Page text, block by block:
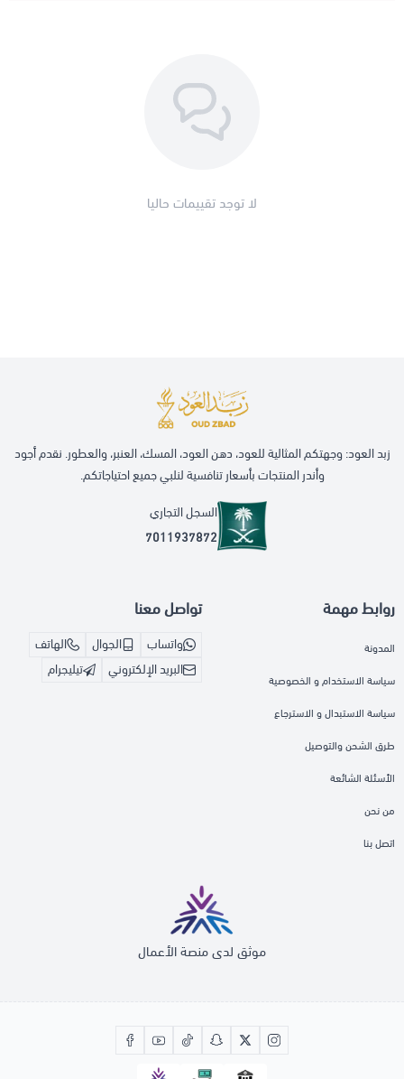
لا توجد تقييمات حاليا
زبد العود: وجهتكم المثالية للعود، دهن العود، المسك، العنبر، والعطور. نقدم أجود
وأندر المنتجات بأسعار تنافسية لنلبي جميع احتياجاتكم.
السجل التجاري
7011937872
روابط مهمة
المدونة
سياسة الاستخدام و الخصوصية
سياسة الاستبدال و الاسترجاع
طرق الشحن والتوصيل
الأسئلة الشائعة
من نحن
اتصل بنا
تواصل معنا
واتساب الجوال
الهاتف
البريد الإلكتروني
تيليجرام
موثق لدى منصة الأعمال